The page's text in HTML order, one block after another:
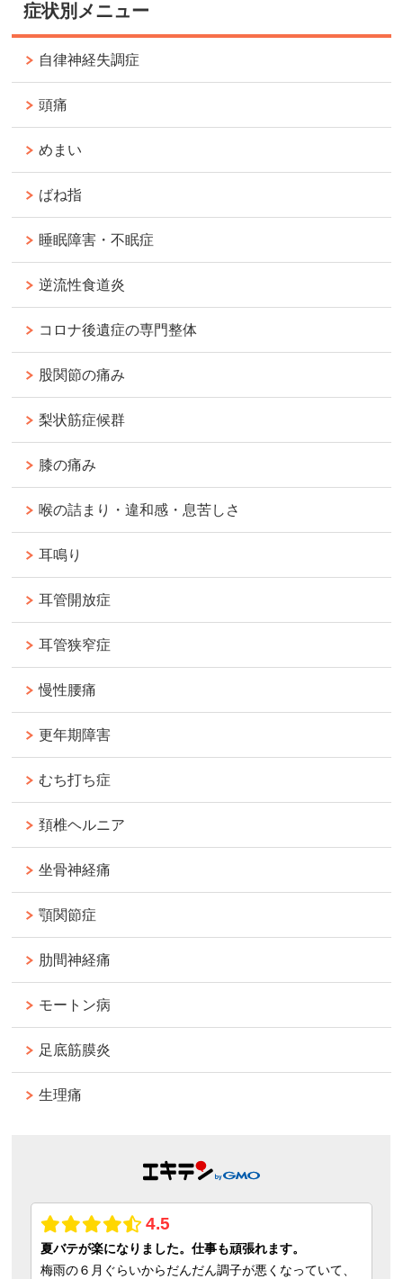
症状別メニュー
自律神経失調症
頭痛
めまい
ばね指
睡眠障害・不眠症
逆流性食道炎
コロナ後遺症の専門整体
股関節の痛み
梨状筋症候群
膝の痛み
喉の詰まり・違和感・息苦しさ
耳鳴り
耳管開放症
耳管狭窄症
慢性腰痛
更年期障害
むち打ち症
頚椎ヘルニア
坐骨神経痛
顎関節症
肋間神経痛
モートン病
足底筋膜炎
生理痛